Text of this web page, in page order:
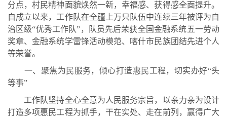
分点，村民精神面貌焕然一新，幸福感、获得感全面提升。
自成立以来，工作队在全疆上万只队伍中连续三年被评为自
治区级“优秀工作队”，队员先后荣获全国金融系统五一劳动
奖章、金融系统学雷锋活动模范、喀什市民族团结先进个人
等荣誉。
一、 聚焦为民服务，倾心打造惠民工程，切实办好“头
等事”
工作队坚持全心全意为人民服务宗旨， 以亲力亲为设计
打造多项惠民工程为抓手，干在实处、走在前列， 赢得广大